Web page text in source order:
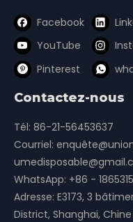
Facebook
YouTube
Pinterest
Contactez-nous
Tél: 86-21-56453637
Courriel:
WhatsApp: +86 -
Adresse: E3173, 3
District, Shanghai, Chine